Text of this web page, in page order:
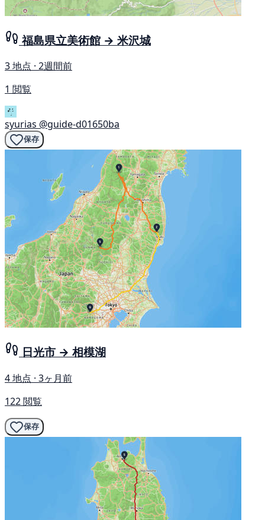
福島県立美術館 → 米沢城
3 地点 · 2週間前
1 閲覧
syurias @guide-d01650ba
保存
日光市 → 相模湖
4 地点 · 3ヶ月前
122 閲覧
保存